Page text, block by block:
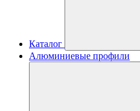
Каталог
Алюминиевые профили